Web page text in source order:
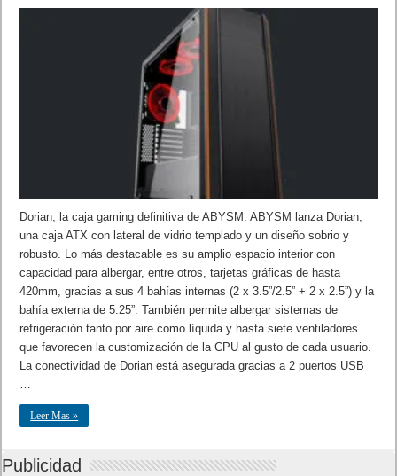
Dorian, la caja gaming definitiva de ABYSM. ABYSM lanza Dorian,
una caja ATX con lateral de vidrio templado y un diseño sobrio y
robusto. Lo más destacable es su amplio espacio interior con
capacidad para albergar, entre otros, tarjetas gráficas de hasta
420mm, gracias a sus 4 bahías internas (2 x 3.5”/2.5” + 2 x 2.5”) y la
bahía externa de 5.25”. También permite albergar sistemas de
refrigeración tanto por aire como líquida y hasta siete ventiladores
que favorecen la customización de la CPU al gusto de cada usuario.
La conectividad de Dorian está asegurada gracias a 2 puertos USB
Leer Mas »
Publicidad